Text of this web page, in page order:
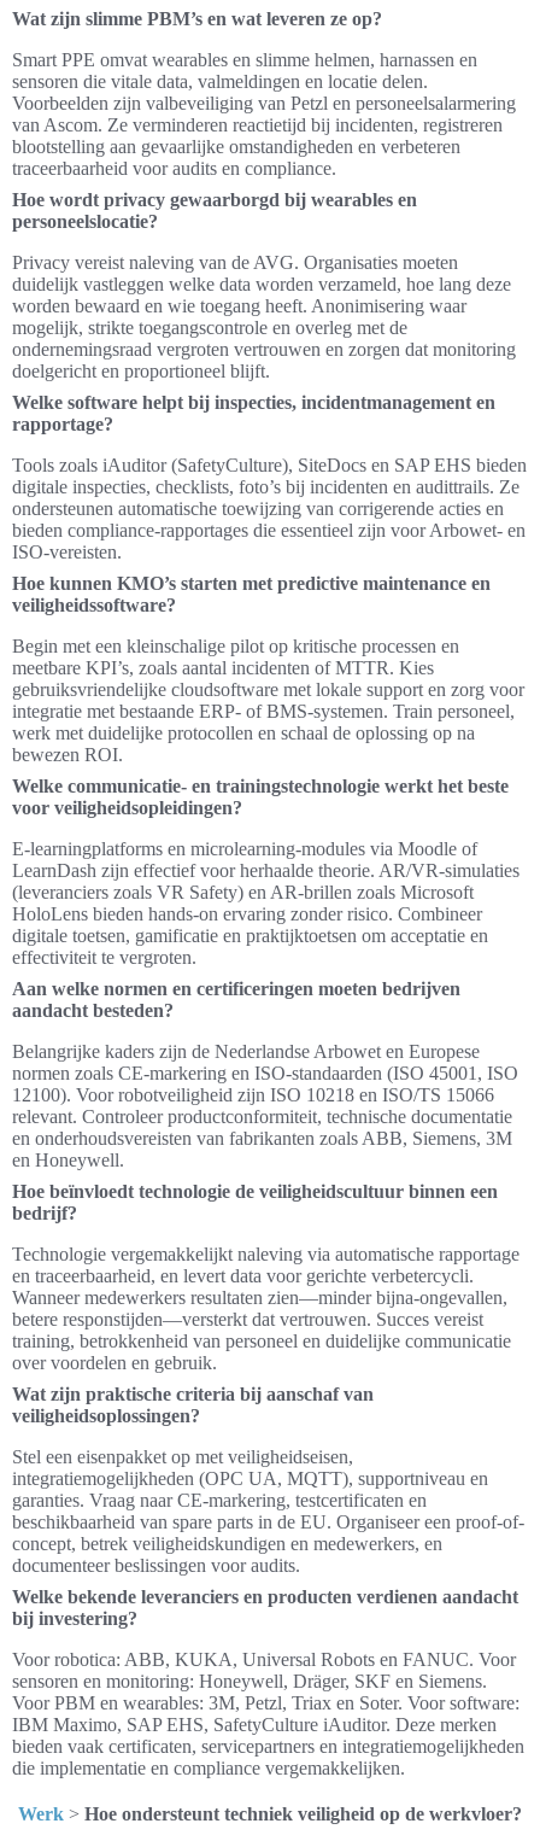
Wat zijn slimme PBM’s en wat leveren ze op?
Smart PPE omvat wearables en slimme helmen, harnassen en
sensoren die vitale data, valmeldingen en locatie delen.
Voorbeelden zijn valbeveiliging van Petzl en personeelsalarmering
van Ascom. Ze verminderen reactietijd bij incidenten, registreren
blootstelling aan gevaarlijke omstandigheden en verbeteren
traceerbaarheid voor audits en compliance.
Hoe wordt privacy gewaarborgd bij wearables en
personeelslocatie?
Privacy vereist naleving van de AVG. Organisaties moeten
duidelijk vastleggen welke data worden verzameld, hoe lang deze
worden bewaard en wie toegang heeft. Anonimisering waar
mogelijk, strikte toegangscontrole en overleg met de
ondernemingsraad vergroten vertrouwen en zorgen dat monitoring
doelgericht en proportioneel blijft.
Welke software helpt bij inspecties, incidentmanagement en
rapportage?
Tools zoals iAuditor (SafetyCulture), SiteDocs en SAP EHS bieden
digitale inspecties, checklists, foto’s bij incidenten en audittrails. Ze
ondersteunen automatische toewijzing van corrigerende acties en
bieden compliance-rapportages die essentieel zijn voor Arbowet- en
ISO-vereisten.
Hoe kunnen KMO’s starten met predictive maintenance en
veiligheidssoftware?
Begin met een kleinschalige pilot op kritische processen en
meetbare KPI’s, zoals aantal incidenten of MTTR. Kies
gebruiksvriendelijke cloudsoftware met lokale support en zorg voor
integratie met bestaande ERP- of BMS-systemen. Train personeel,
werk met duidelijke protocollen en schaal de oplossing op na
bewezen ROI.
Welke communicatie- en trainingstechnologie werkt het beste
voor veiligheidsopleidingen?
E-learningplatforms en microlearning-modules via Moodle of
LearnDash zijn effectief voor herhaalde theorie. AR/VR-simulaties
(leveranciers zoals VR Safety) en AR-brillen zoals Microsoft
HoloLens bieden hands-on ervaring zonder risico. Combineer
digitale toetsen, gamificatie en praktijktoetsen om acceptatie en
effectiviteit te vergroten.
Aan welke normen en certificeringen moeten bedrijven
aandacht besteden?
Belangrijke kaders zijn de Nederlandse Arbowet en Europese
normen zoals CE-markering en ISO-standaarden (ISO 45001, ISO
12100). Voor robotveiligheid zijn ISO 10218 en ISO/TS 15066
relevant. Controleer productconformiteit, technische documentatie
en onderhoudsvereisten van fabrikanten zoals ABB, Siemens, 3M
en Honeywell.
Hoe beïnvloedt technologie de veiligheidscultuur binnen een
bedrijf?
Technologie vergemakkelijkt naleving via automatische rapportage
en traceerbaarheid, en levert data voor gerichte verbetercycli.
Wanneer medewerkers resultaten zien—minder bijna-ongevallen,
betere responstijden—versterkt dat vertrouwen. Succes vereist
training, betrokkenheid van personeel en duidelijke communicatie
over voordelen en gebruik.
Wat zijn praktische criteria bij aanschaf van
veiligheidsoplossingen?
Stel een eisenpakket op met veiligheidseisen,
integratiemogelijkheden (OPC UA, MQTT), supportniveau en
garanties. Vraag naar CE-markering, testcertificaten en
beschikbaarheid van spare parts in de EU. Organiseer een proof-of-
concept, betrek veiligheidskundigen en medewerkers, en
documenteer beslissingen voor audits.
Welke bekende leveranciers en producten verdienen aandacht
bij investering?
Voor robotica: ABB, KUKA, Universal Robots en FANUC. Voor
sensoren en monitoring: Honeywell, Dräger, SKF en Siemens.
Voor PBM en wearables: 3M, Petzl, Triax en Soter. Voor software:
IBM Maximo, SAP EHS, SafetyCulture iAuditor. Deze merken
bieden vaak certificaten, servicepartners en integratiemogelijkheden
die implementatie en compliance vergemakkelijken.
Werk > Hoe ondersteunt techniek veiligheid op de werkvloer?